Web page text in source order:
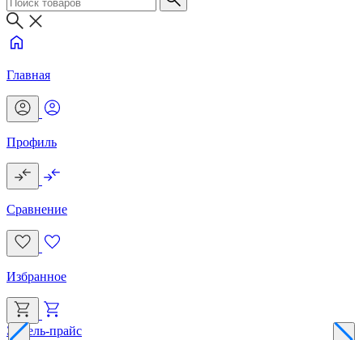
Главная
Профиль
Сравнение
Избранное
Эксель-прайс